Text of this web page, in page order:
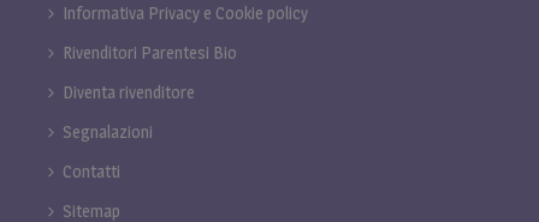
Informativa Privacy e Cookie policy
Rivenditori Parentesi Bio
Diventa rivenditore
Segnalazioni
Contatti
Sitemap